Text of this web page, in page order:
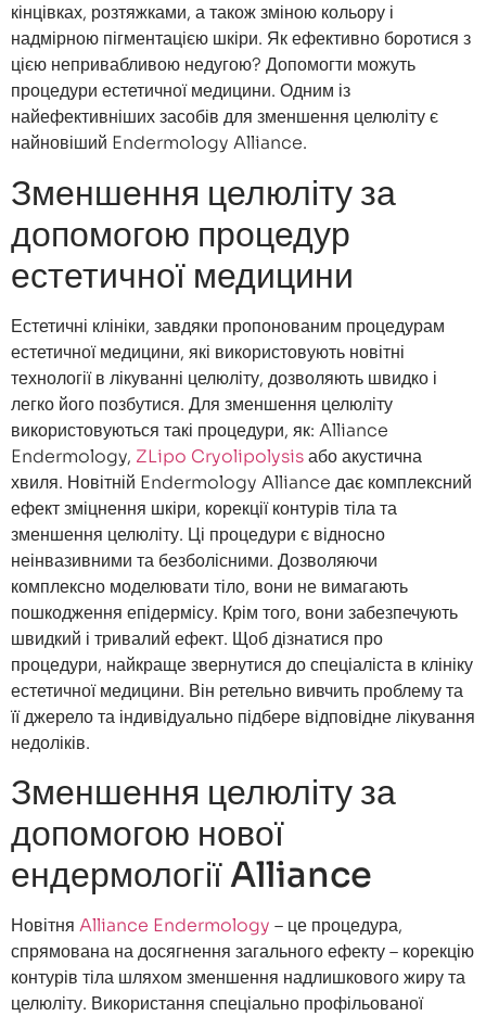
кінцівках, розтяжками, а також зміною кольору і
надмірною пігментацією шкіри. Як ефективно боротися з
цією непривабливою недугою? Допомогти можуть
процедури естетичної медицини. Одним із
найефективніших засобів для зменшення целюліту є
найновіший Endermology Alliance.
Зменшення целюліту за
допомогою процедур
естетичної медицини
Естетичні клініки, завдяки пропонованим процедурам
естетичної медицини, які використовують новітні
технології в лікуванні целюліту, дозволяють швидко і
легко його позбутися. Для зменшення целюліту
використовуються такі процедури, як: Alliance
Endermology, ZLipo Cryolipolysisабо акустична
хвиля. Новітній Endermology Alliance дає комплексний
ефект зміцнення шкіри, корекції контурів тіла та
зменшення целюліту. Ці процедури є відносно
неінвазивними та безболісними. Дозволяючи
комплексно моделювати тіло, вони не вимагають
пошкодження епідермісу. Крім того, вони забезпечують
швидкий і тривалий ефект. Щоб дізнатися про
процедури, найкраще звернутися до спеціаліста в клініку
естетичної медицини. Він ретельно вивчить проблему та
її джерело та індивідуально підбере відповідне лікування
недоліків.
Зменшення целюліту за
допомогою нової
ендермології Alliance
Новітня Alliance Endermology – це процедура,
спрямована на досягнення загального ефекту – корекцію
контурів тіла шляхом зменшення надлишкового жиру та
целюліту. Використання спеціально профільованої